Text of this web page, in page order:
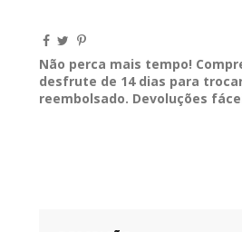
Não perca mais tempo!
desfrute de 14 dias para
reembolsado. Devoluções